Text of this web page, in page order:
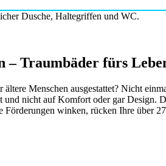
– Traumbäder fürs
Menschen ausgestattet? Nicht
nicht auf Komfort oder gar Design.
Förderungen winken, rücken Ihre